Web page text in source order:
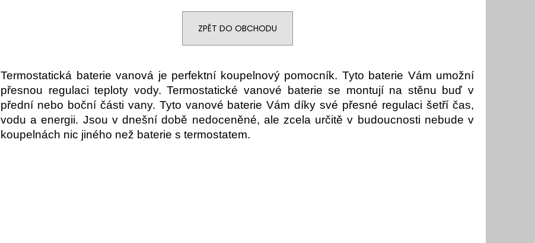
ZPĚT DO OBCHODU
Termostatická baterie vanová je perfektní koupelnový pomocník. Tyto baterie Vám umožní
přesnou regulaci teploty vody. Termostatické vanové baterie se montují na stěnu buď v
přední nebo boční části vany. Tyto vanové baterie Vám díky své přesné regulaci šetří čas,
vodu a energii. Jsou v dnešní době nedoceněné, ale zcela určitě v budoucnosti nebude v
koupelnách nic jiného než baterie s termostatem.